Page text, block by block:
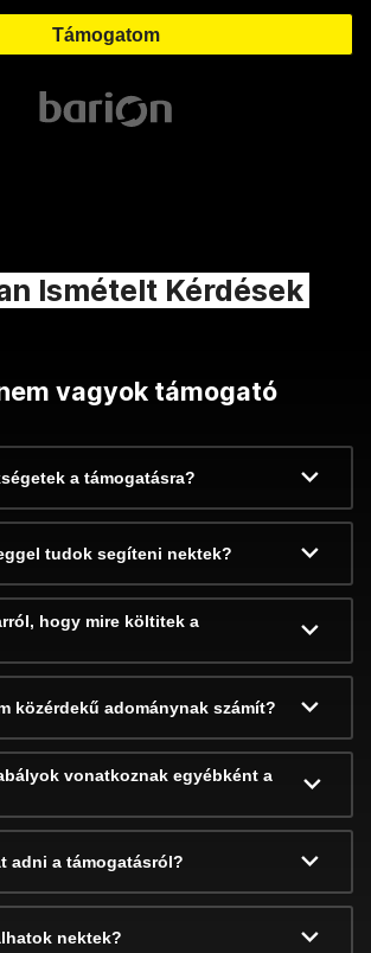
Ismételt Kérdések
vagyok támogató
a támogatásra?
tudok segíteni nektek?
hogy mire költitek a
közérdekű adománynak számít?
vonatkoznak egyébként a
adni a támogatásról?
nektek?